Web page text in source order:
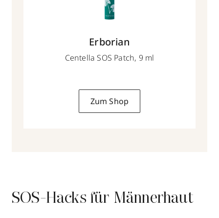
Erborian
Centella SOS Patch, 9 ml
Zum Shop
SOS-Hacks für Männerhaut